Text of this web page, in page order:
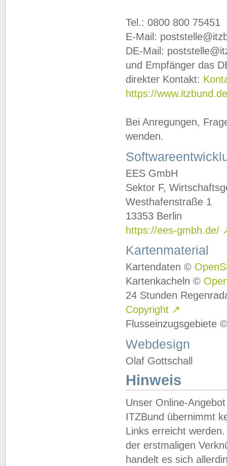
Tel.: 0800 800 75451
E-Mail:
DE-Mail:
und Empfänger das
direkter Kontakt:
https://
Bei Anregungen,
wenden.
EES GmbH
Sektor F,
Westhafenstraße 1
13353 Berlin
https://ees-gmbh.de/
Kartenmaterial
Kartendaten ©
Kartenkacheln ©
24 Stunden
Copyright ↗
Flusseinzugsgebiete
Webdesign
Olaf Gottschall
Hinweis
Unser Online-
ITZBund übernimmt
Links erreicht
der erstmaligen
handelt es sich